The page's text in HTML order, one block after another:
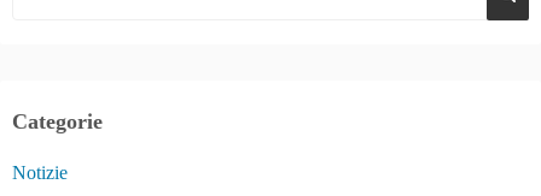
Categorie
Notizie